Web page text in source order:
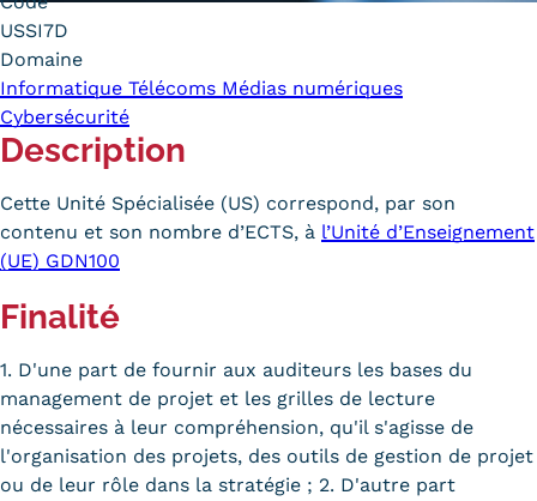
BFC
Nos centres administratifs
Quoi de neuf au Cnam BFC?
Actualités
Agenda
Revue de presse
Contact
Contacts services
Formulaire de contact
USSI7D
Domaine
Informatique Télécoms Médias numériques
Cybersécurité
Description
Cette Unité Spécialisée (US) correspond, par son
contenu et son nombre d’ECTS, à l’Unité d’Enseignement
(UE) GDN100
Finalité
1. D'une part de fournir aux auditeurs les bases du
management de projet et les grilles de lecture
nécessaires à leur compréhension, qu'il s'agisse de
l'organisation des projets, des outils de gestion de projet
ou de leur rôle dans la stratégie ; 2. D'autre part